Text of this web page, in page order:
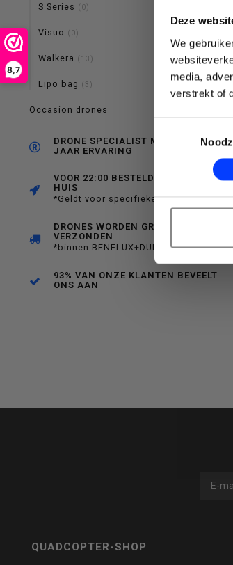
Deze
We
media,
verstrekt of
8,7
Druk
het
S Series (0)
Visuo (0)
Walkera (13)
Lipo bag (3)
Occasion drones
DRONE SPECIALIST MET RUIM 10
JAAR ERVARING
VOOR 22:00 BESTELD, MORGEN IN
HUIS
*Geldt voor specifieke producten
DRONES WORDEN GRATIS
VERZONDEN
*binnen BENELUX+DUITSLAND
93% VAN ONZE KLANTEN BEVEELT
ONS AAN
QUADCOPTER-SHOP